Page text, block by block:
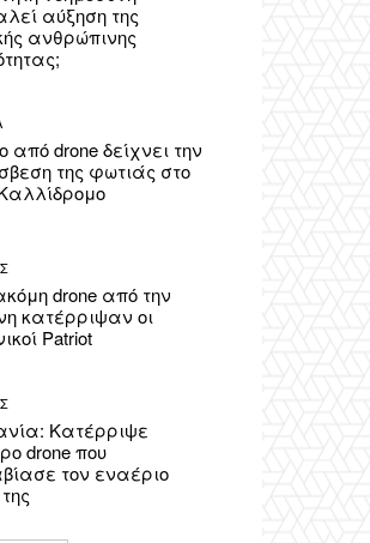
αύξηση της
ανθρώπινης
από drone δείχνει την
της φωτιάς στο
drone από την
κατέρριψαν οι
Patriot
Κατέρριψε
drone που
τον εναέριο